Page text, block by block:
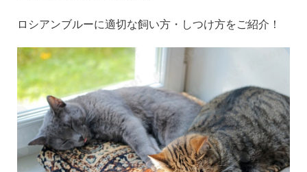
ロシアンブルーに適切な飼い方・しつけ方をご紹介！